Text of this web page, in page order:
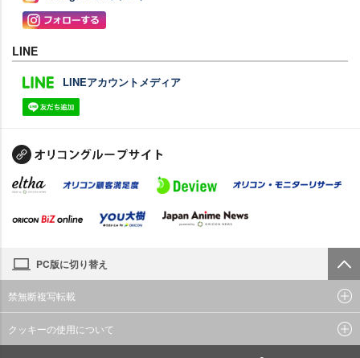
LINE
LINEアカウントメディア
PC版に切り替え
禁無断複写転載
クッキーの使用について